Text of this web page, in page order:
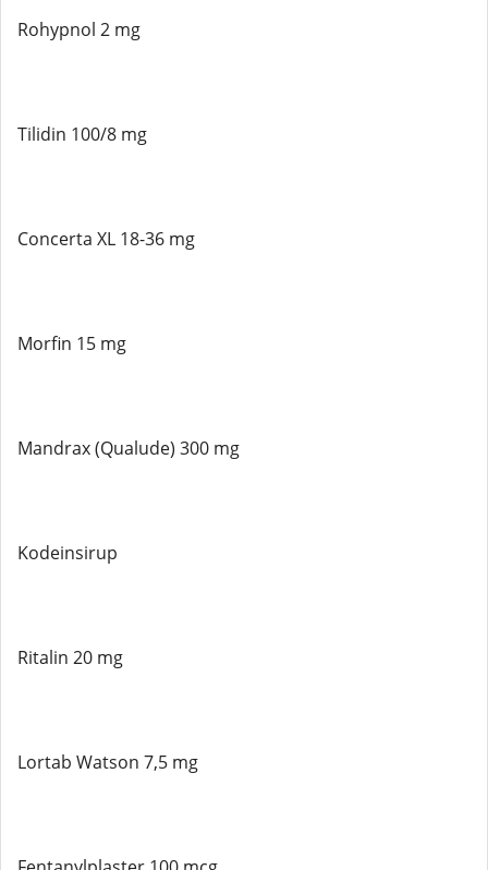
Rohypnol 2 mg
Tilidin 100/8 mg
Concerta XL 18-36 mg
Morfin 15 mg
Mandrax (Qualude) 300 mg
Kodeinsirup
Ritalin 20 mg
Lortab Watson 7,5 mg